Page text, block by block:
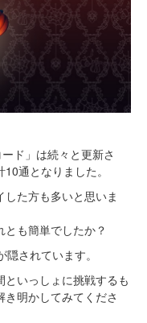
ド」は続々と更新さ
通となりました。
た方も多いと思いま
も簡単でしたか？
されています。
いっしょに挑戦するも
明かしてみてくださ